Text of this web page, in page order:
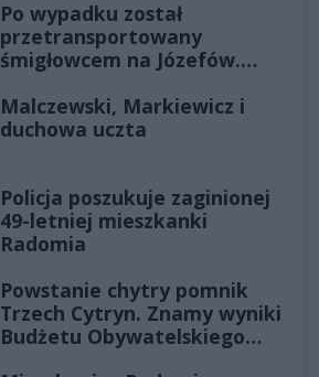
Po wypadku został
przetransportowany
śmigłowcem na Józefów.
Malczewski, Markiewicz i
duchowa uczta
Policja poszukuje zaginionej
49-letniej mieszkanki
Radomia
Powstanie chytry pomnik
Trzech Cytryn. Znamy wyniki
Budżetu Obywatelskiego